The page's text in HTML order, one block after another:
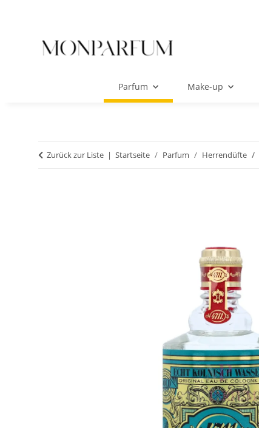
Parfum Make-up
Zurück zur Liste Startseite Parfum Herrendüfte